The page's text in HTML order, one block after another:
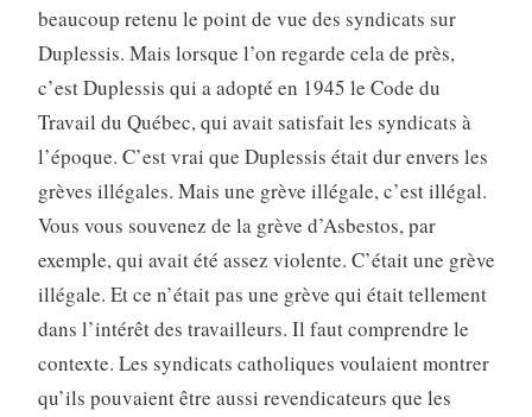
beaucoup retenu le point de vue des syndicats sur
Duplessis. Mais lorsque l’on regarde cela de près,
c’est Duplessis qui a adopté en 1945 le Code du
Travail du Québec, qui avait satisfait les syndicats à
l’époque. C’est vrai que Duplessis était dur envers les
grèves illégales. Mais une grève illégale, c’est illégal.
Vous vous souvenez de la grève d’Asbestos, par
exemple, qui avait été assez violente. C’était une grève
illégale. Et ce n’était pas une grève qui était tellement
dans l’intérêt des travailleurs. Il faut comprendre le
contexte. Les syndicats catholiques voulaient montrer
qu’ils pouvaient être aussi revendicateurs que les